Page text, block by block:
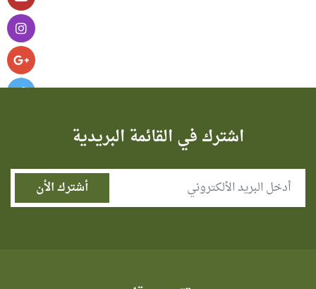
اشترك في القائمة البريدية